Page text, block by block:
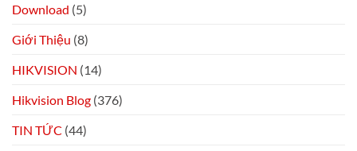
Download (5)
Giới Thiệu (8)
HIKVISION (14)
Hikvision Blog (376)
TIN TỨC (44)